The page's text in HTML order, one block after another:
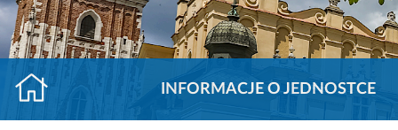
INFORMACJE O JEDNOSTCE